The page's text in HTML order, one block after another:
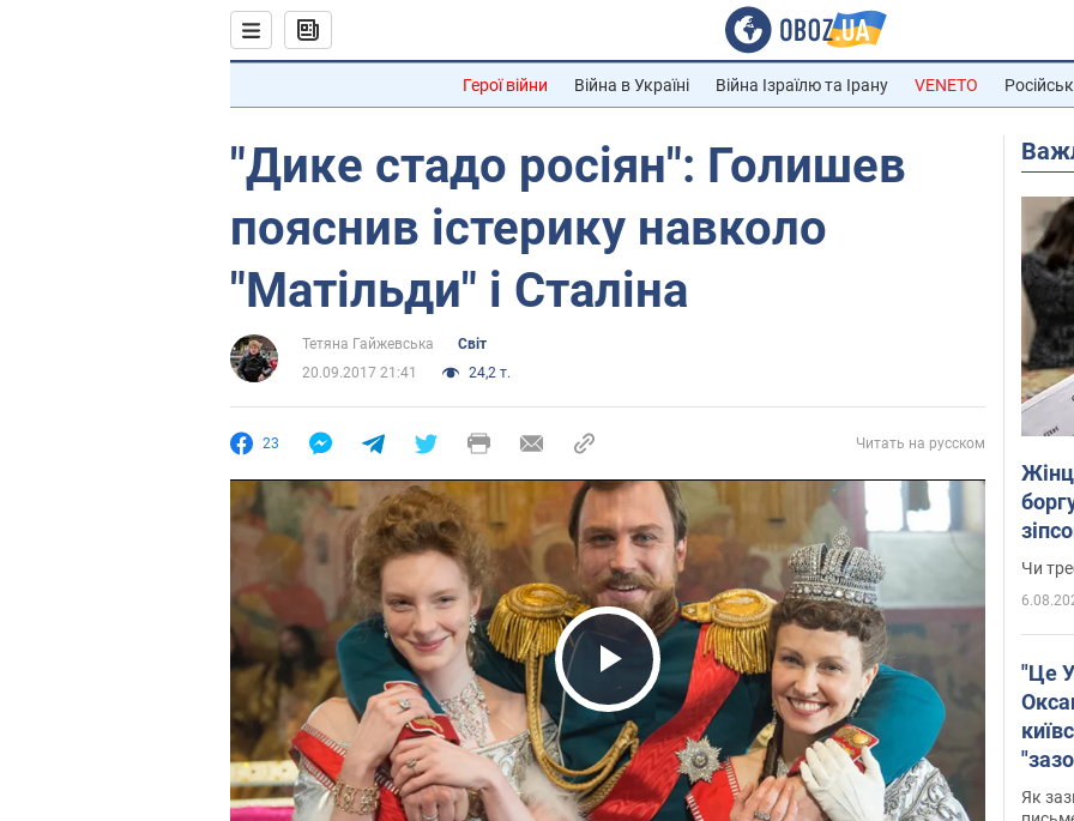
Герої війни Війна в Україні Війна Ізраїлю та Ірану VENETO
"Дике стадо росіян": Голишев
пояснив істерику навколо
"Матільди" і Сталіна
Тетяна Гайжевська
Світ
20.09.2017 21:41
24,2 т.
23 Читать на русском
Play Video
Чи
"Це
Як